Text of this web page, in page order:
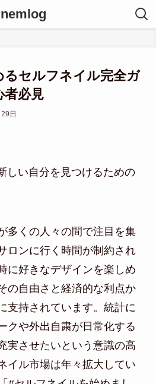
nemlog
るセルフネイル完全ガ
者必見
日
しい自分を見つけるための
多くの人々の間で注目を集
ロンに行く時間が制約され
に好きなデザインを楽しめ
の自由さと経済的な利点か
支持されています。統計に
クや外出自粛が日常化する
実させたいという意識の高
イル市場は年々拡大してい